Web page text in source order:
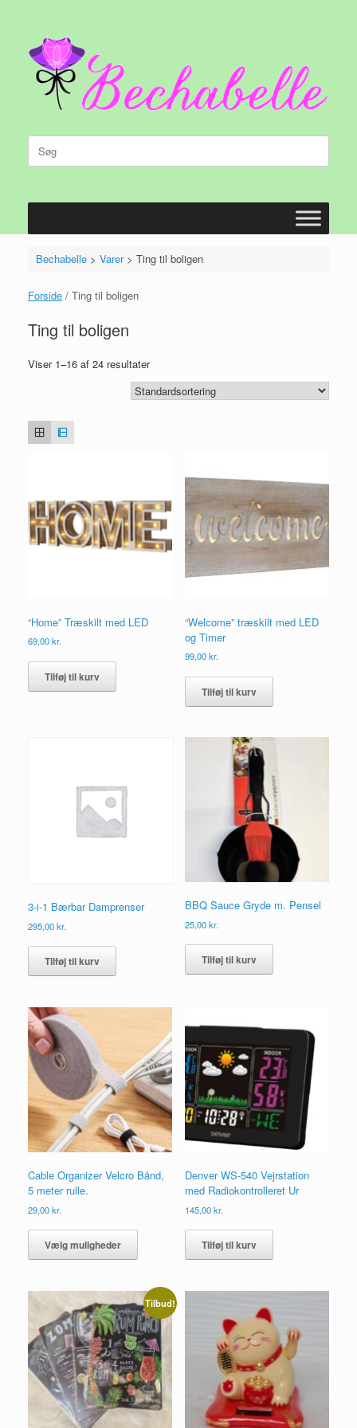
Søg
efter:
Bechabelle> Varer> Ting til boligen
Forside / Ting til boligen
Ting til boligen
Viser 1–16 af 24 resultater
“Home” Træskilt med LED
69,00kr.
Tilføj til kurv
“Welcome” træskilt med LED
og Timer
99,00kr.
Tilføj til kurv
3-i-1 Bærbar Damprenser
295,00kr.
Tilføj til kurv
BBQ Sauce Gryde m. Pensel
25,00kr.
Tilføj til kurv
Cable Organizer Velcro Bånd,
5 meter rulle.
29,00kr.
Vælg muligheder
Dette
har
varianter.
Mulighederne
kan
vælges
på
varesiden
Denver WS-540 Vejrstation
med Radiokontrolleret Ur
145,00kr.
Tilføj til kurv
Tilbud!